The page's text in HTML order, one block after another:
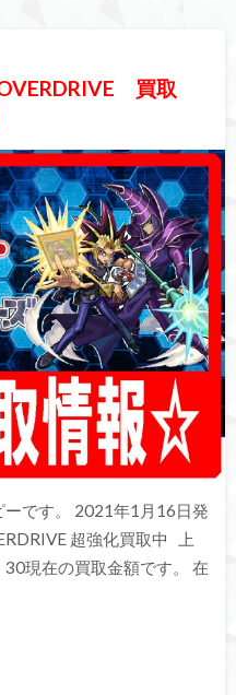
買取
ーです。 2021年1月16日発
超強化買取中 上
現在の買取金額です。 在